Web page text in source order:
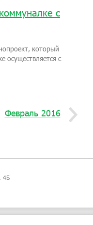
с
который
осуществляется с
Февраль 2016
4Б